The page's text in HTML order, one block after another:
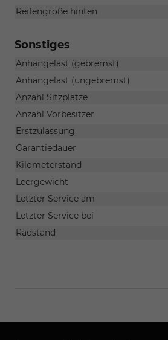
Reifengröße hinten
Sonstiges
Anhängelast (gebremst)
Anhängelast (ungebremst)
Anzahl Sitzplätze
Anzahl Vorbesitzer
Erstzulassung
Garantiedauer
Kilometerstand
Leergewicht
Letzter Service am
Letzter Service bei
Radstand